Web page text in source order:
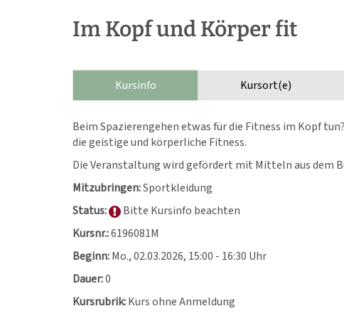
Im Kopf und Körper fit
Kursinfo Kursort(e)
Beim Spazierengehen etwas für die Fitness im Kopf
die geistige und körperliche Fitness.
Die Veranstaltung wird gefördert mit Mitteln aus dem
Mitzubringen:Sportkleidung
Status:
Bitte Kursinfo beachten
Kursnr.:6196081M
Beginn:Mo., 02.03.2026, 15:00 - 16:30 Uhr
Dauer:0
Kursrubrik:Kurs ohne Anmeldung